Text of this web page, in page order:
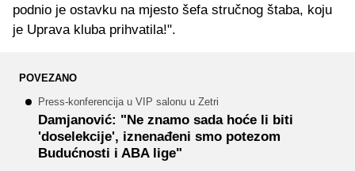
podnio je ostavku na mjesto šefa stručnog štaba, koju
je Uprava kluba prihvatila!".
POVEZANO
Press-konferencija u VIP salonu u Zetri
Damjanović: "Ne znamo sada hoće li biti
'doselekcije', iznenađeni smo potezom
Budućnosti i ABA lige"